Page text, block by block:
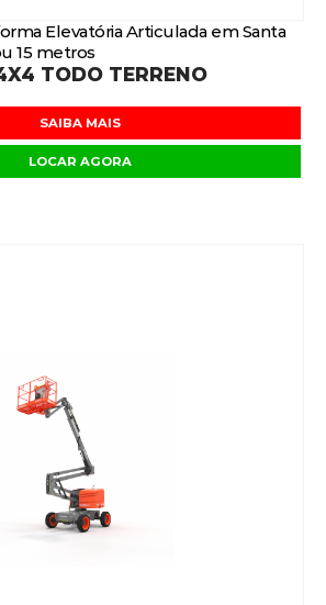
Elevatória Articulada em Santa
15 metros
TODO TERRENO
SAIBA MAIS
LOCAR AGORA